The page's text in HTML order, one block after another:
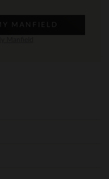
MANFIELD